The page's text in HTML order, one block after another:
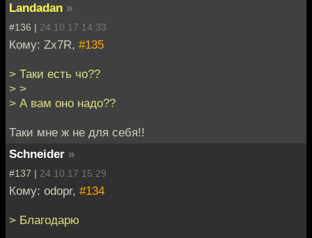
Landadan »
#136 | 24.10.17 14:33
Кому: Zx7R, #135
> Таки есть чо??
> >
> А вам оно надо??
Таки мне ж не для себя!!
Schneider »
#137 | 24.10.17 15:29
Кому: odopr, #134
> Благодарю